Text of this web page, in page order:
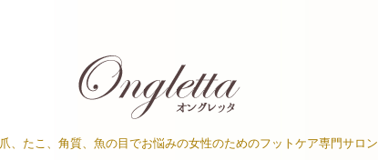
、たこ、角質、魚の目でお悩みの女性のためのフットケア専門サロン